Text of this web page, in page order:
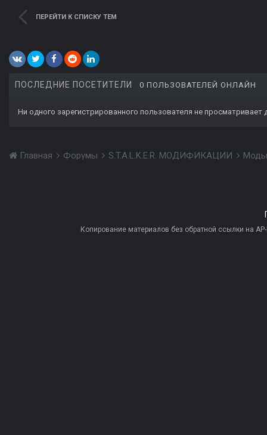
ПЕРЕЙТИ К СПИСКУ ТЕМ
ПОСЛЕДНИЕ ПОСЕТИТЕЛИ 0 ПОЛЬЗОВАТЕЛЕЙ ОНЛАЙН
Ни одного зарегистрированного пользователя не просматривает
Главная Форумы S.T.A.L.K.E.R. МОДИФИКАЦИИ
Копирование материалов без обратной ссылки на